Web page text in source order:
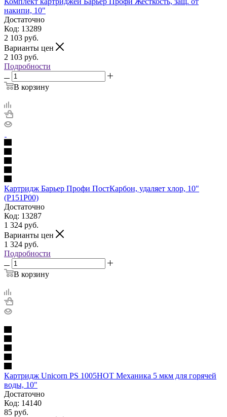
накипи, 10"
Достаточно
Код: 13289
2 103 руб.
Варианты цен
2 103 руб.
Подробности
В корзину
Картридж Барьер Профи ПостКарбон, удаляет хлор, 10"
(P151P00)
Достаточно
Код: 13287
1 324 руб.
Варианты цен
1 324 руб.
Подробности
В корзину
Картридж Unicorn РS 1005HOT Механика 5 мкм для горячей
воды, 10"
Достаточно
Код: 14140
85 руб.